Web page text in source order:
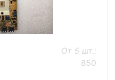
От 5 шт.:
850